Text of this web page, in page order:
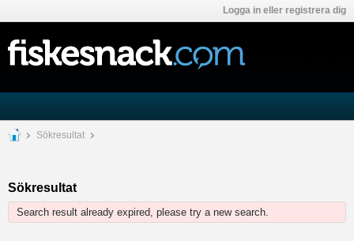
Logga in eller registrera dig
Sökresultat
Sökresultat
Search result already expired, please try a new search.